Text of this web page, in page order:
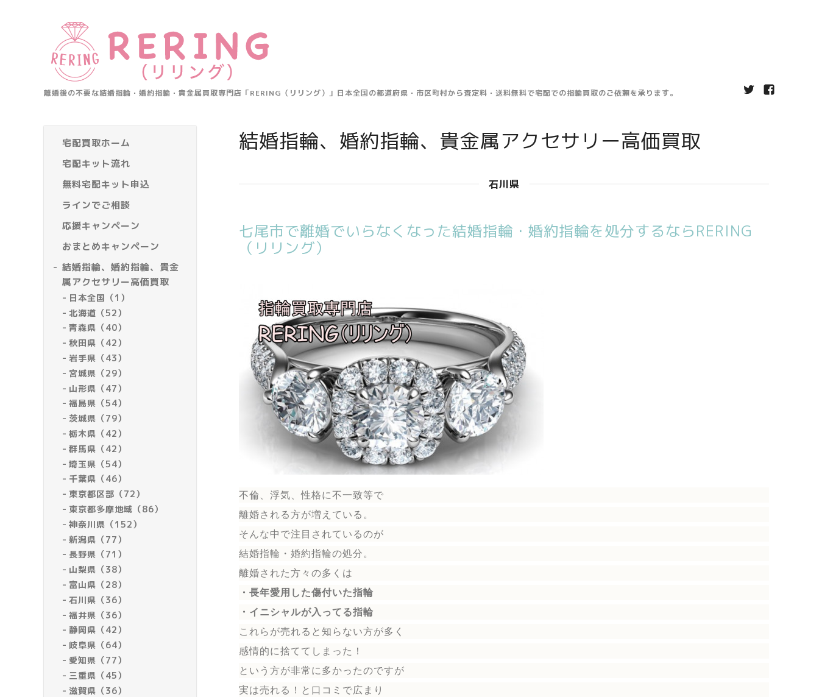
離婚後の不要な結婚指輪・婚約指輪・貴金属買取専門店「RERING（リリング）」日本全国の都道府県・市区町村から査定料・送料無料で宅配での指輪買取のご依頼を承ります。
宅配買取ホーム
宅配キット流れ
無料宅配キット申込
ラインでご相談
応援キャンペーン
おまとめキャンペーン
結婚指輪、婚約指輪、貴金
属アクセサリー高価買取
日本全国（1）
北海道（52）
青森県（40）
秋田県（42）
岩手県（43）
宮城県（29）
山形県（47）
福島県（54）
茨城県（79）
栃木県（42）
群馬県（42）
埼玉県（54）
千葉県（46）
東京都区部（72）
東京都多摩地域（86）
神奈川県（152）
新潟県（77）
長野県（71）
山梨県（38）
富山県（28）
石川県（36）
福井県（36）
静岡県（42）
岐阜県（64）
愛知県（77）
三重県（45）
滋賀県（36）
結婚指輪、婚約指輪、貴金属アクセサリー高価買取
石川県
七尾市で離婚でいらなくなった結婚指輪・婚約指輪を処分するならRERING
（リリング）
不倫、浮気、性格に不一致等で
離婚される方が増えている。
そんな中で注目されているのが
結婚指輪 ・婚約指輪の処分。
離婚された方々の多くは
・長年愛用した傷付いた指輪
・イニシャルが入ってる指輪
これらが売れると知らない方が多く
感情的に捨ててしまった！
という方が非常に多かったのですが
実は売れる！と口コミで広まり